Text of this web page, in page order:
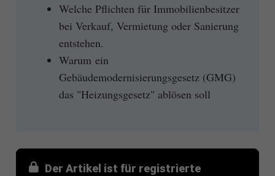
Welche Pflichten für Immobilienbesitzer
bei Verkauf, Vermietung oder Sanierung
entstehen.
Warum ein
Gebäudemodernisierungsgesetz (GMG)
das "Heizungsgesetz" ablösen soll
Der Artikel ist für registrierte